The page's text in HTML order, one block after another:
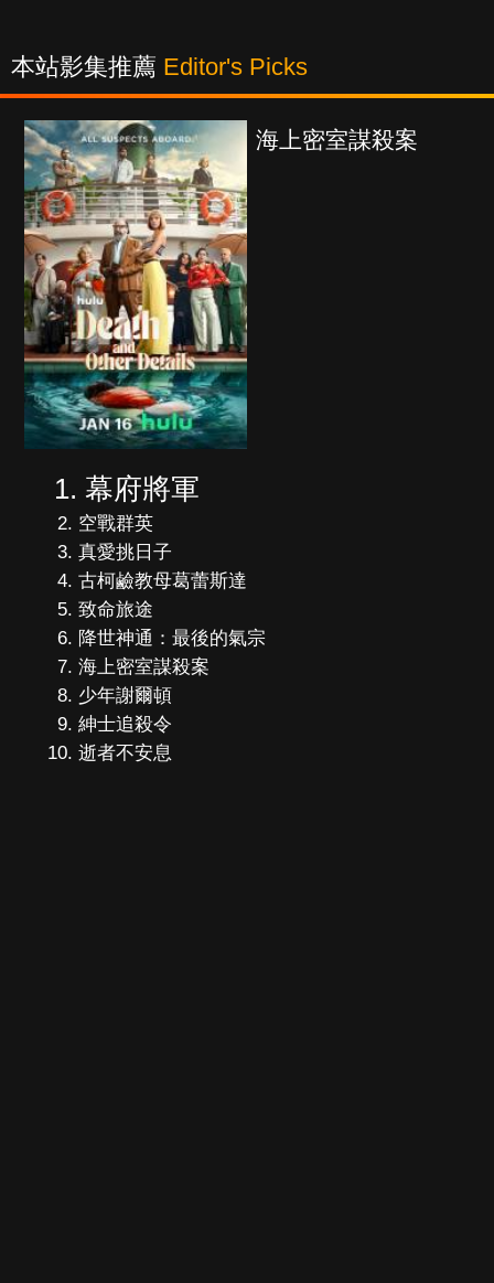
本站影集推薦 Editor's Picks
室謀殺案 少年謝爾
幕府將軍
空戰群英
真愛挑日子
古柯鹼教母葛蕾斯達
致命旅途
降世神通：最後的氣宗
海上密室謀殺案
少年謝爾頓
紳士追殺令
逝者不安息